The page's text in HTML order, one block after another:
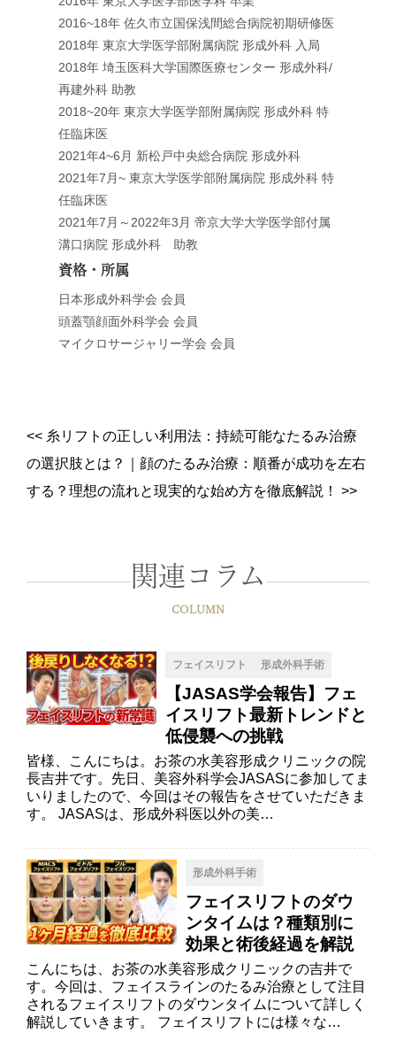
2016~18年 佐久市立国保浅間総合病院初期研修医
2018年 東京大学医学部附属病院 形成外科 入局
2018年 埼玉医科大学国際医療センター 形成外科/
再建外科 助教
2018~20年 東京大学医学部附属病院 形成外科 特
任臨床医
2021年4~6月 新松戸中央総合病院 形成外科
2021年7月~ 東京大学医学部附属病院 形成外科 特
任臨床医
2021年7月～2022年3月 帝京大学大学医学部付属
溝口病院 形成外科 助教
資格・所属
日本形成外科学会 会員
頭蓋顎顔面外科学会 会員
マイクロサージャリー学会 会員
<<糸リフトの正しい利用法：持続可能なたるみ治療
の選択肢とは？
顔のたるみ治療：順番が成功を左右
する？理想の流れと現実的な始め方を徹底解説！ >>
関連コラム
COLUMN
フェイスリフト 形成外科手術
【JASAS学会報告】フェ
イスリフト最新トレンドと
低侵襲への挑戦
皆様、こんにちは。お茶の水美容形成クリニックの院
長吉井です。先日、美容外科学会JASASに参加してま
いりましたので、今回はその報告をさせていただきま
す。 JASASは、形成外科医以外の美…
形成外科手術
フェイスリフトのダウ
ンタイムは？種類別に
効果と術後経過を解説
こんにちは、お茶の水美容形成クリニックの吉井で
す。今回は、フェイスラインのたるみ治療として注目
されるフェイスリフトのダウンタイムについて詳しく
解説していきます。 フェイスリフトには様々な…